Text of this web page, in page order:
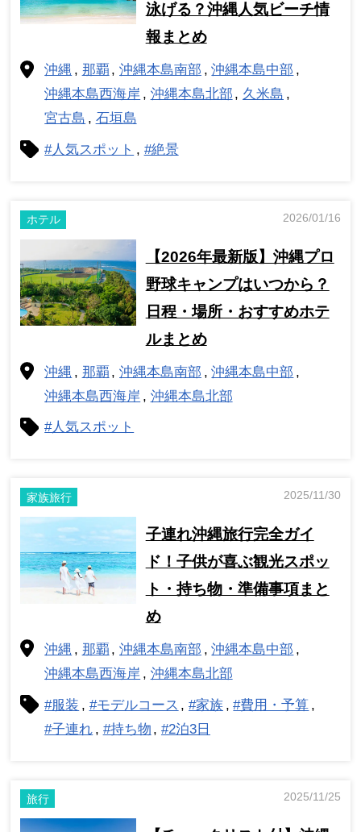
泳げる？沖縄人気ビーチ情
報まとめ
沖縄 那覇 沖縄本島南部
沖縄本島中部
沖縄本島西海岸
沖縄本島北部
久米島
宮古島
石垣島
#人気スポット #絶景
ホテル 2026/01/16
【2026年最新版】沖縄プロ
野球キャンプはいつから？
日程・場所・おすすめホテ
ルまとめ
沖縄 那覇 沖縄本島南部
沖縄本島中部
沖縄本島西海岸
沖縄本島北部
#人気スポット
家族旅行 2025/11/30
子連れ沖縄旅行完全ガイ
ド！子供が喜ぶ観光スポッ
ト・持ち物・準備事項まと
め
沖縄 那覇 沖縄本島南部
沖縄本島中部
沖縄本島西海岸
沖縄本島北部
#服装 #モデルコース #家族
#費用・予算
#子連れ
#持ち物 #2泊3日
旅行 2025/11/25